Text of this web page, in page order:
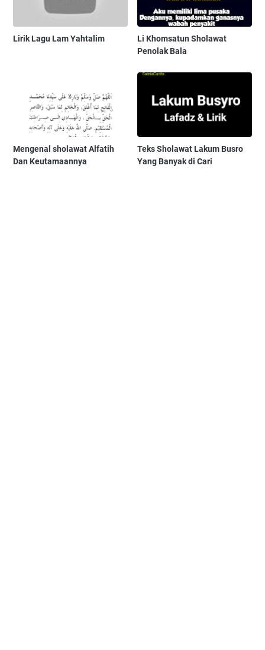
Lirik Lagu Lam Yahtalim
Li Khomsatun Sholawat
Penolak Bala
Mengenal sholawat Alfatih
Dan Keutamaannya
Teks Sholawat Lakum Busro
Yang Banyak di Cari